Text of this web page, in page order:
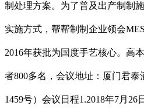
制处理方案。为了普及出产制制
实施方式，帮帮制制企业领会
2016年获批为国度手艺核心。高
者800多名，会议地址：厦门君
1459号）会议日程1.2018年7月26